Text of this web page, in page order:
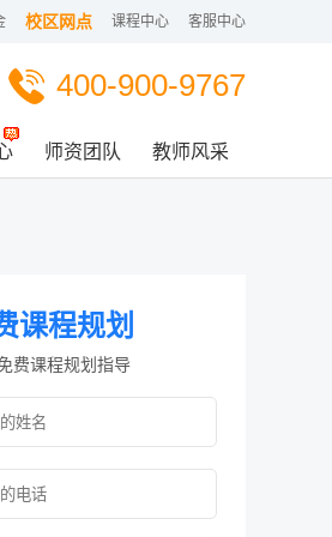
客服中心
课程中心
校区网点
400-900-9767
师资团队 教师风采
课程规划
费课程规划指导